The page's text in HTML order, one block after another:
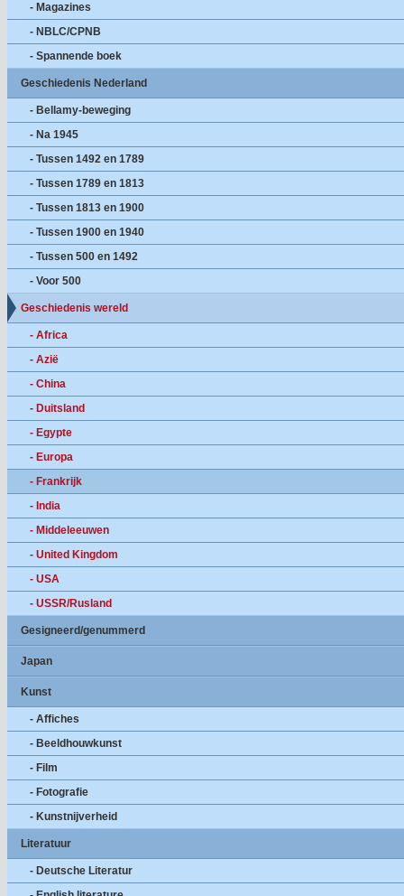
- Magazines
- NBLC/CPNB
- Spannende boek
Geschiedenis Nederland
- Bellamy-beweging
- Na 1945
- Tussen 1492 en 1789
- Tussen 1789 en 1813
- Tussen 1813 en 1900
- Tussen 1900 en 1940
- Tussen 500 en 1492
- Voor 500
Geschiedenis wereld
- Africa
- Azië
- China
- Duitsland
- Egypte
- Europa
- Frankrijk
- India
- Middeleeuwen
- United Kingdom
- USA
- USSR/Rusland
Gesigneerd/genummerd
Japan
Kunst
- Affiches
- Beeldhouwkunst
- Film
- Fotografie
- Kunstnijverheid
Literatuur
- Deutsche Literatur